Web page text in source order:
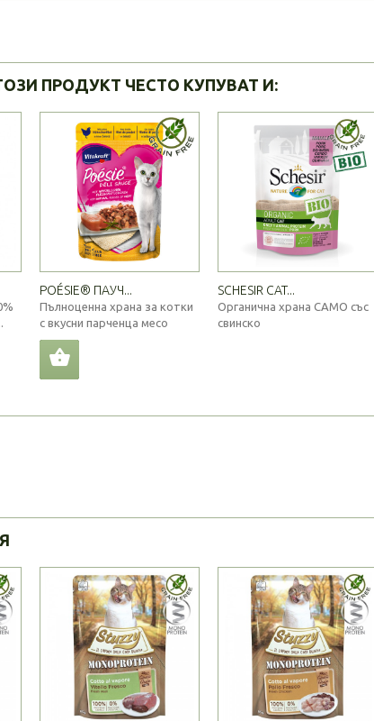
ПРОДУКТ ЧЕСТО КУПУВАТ И:
POÉSIE® ПАУЧ...
Пълноценна храна за котки
с вкусни парченца месо
SCHESIR CAT...
Органична храна САМО със
свинско